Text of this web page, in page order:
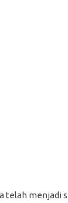
telah menjadi